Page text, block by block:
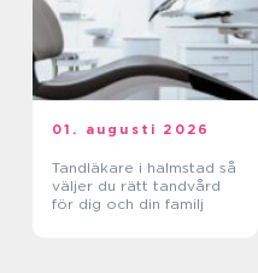
01. augusti 2026
Tandläkare i halmstad så
väljer du rätt tandvård
för dig och din familj